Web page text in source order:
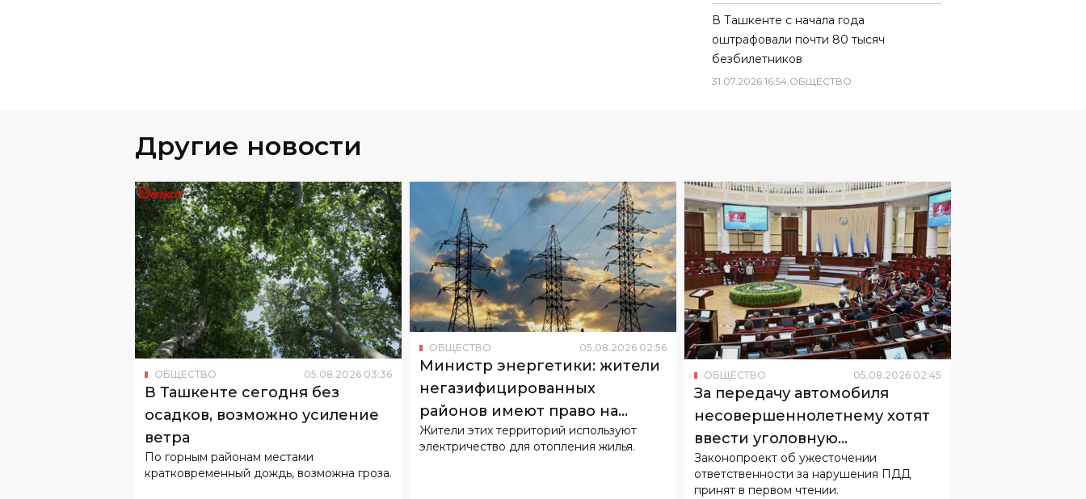
В Ташкенте с начала года
оштрафовали почти 80 тысяч
безбилетников
31.07.2026 16:54,ОБЩЕСТВО
Другие новости
ОБЩЕСТВО 05.08.2026 03:36
В Ташкенте сегодня без
осадков, возможно усиление
ветра
По горным районам местами
кратковременный дождь, возможна гроза.
ОБЩЕСТВО 05.08.2026 02:56
Министр энергетики: жители
негазифицированных
районов имеют право на
льготный тариф
Жители этих территорий используют
электричество для отопления жилья.
ОБЩЕСТВО 05.08.2026 02:45
За передачу автомобиля
несовершеннолетнему хотят
ввести уголовную
ответственность
Законопроект об ужесточении
ответственности за нарушения ПДД
принят в первом чтении.